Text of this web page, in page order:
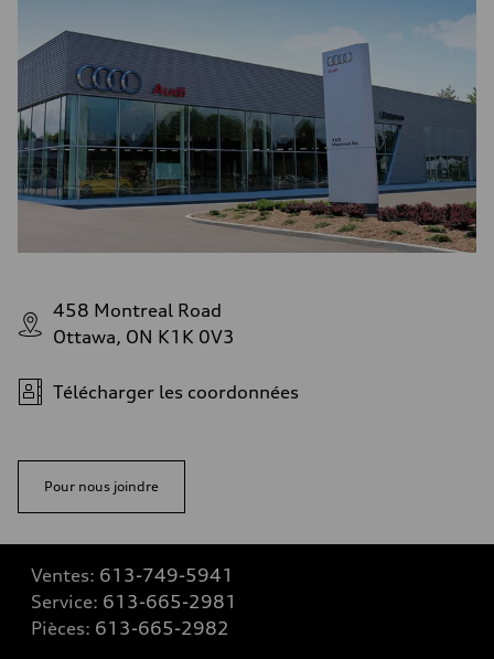
458 Montreal Road
Ottawa, ON K1K 0V3
Télécharger les coordonnées
Pour nous joindre
Ventes: 613-749-5941
Service: 613-665-2981
Pièces: 613-665-2982